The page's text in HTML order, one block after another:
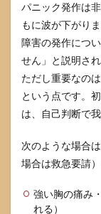
層
表）
4.3
失敗
した
日の
立て
直し
方
5
パニ
ック
の治
療選
パニック発作は
もに波が下がり
障害の発作につ
せん」と説明され
ただし重要なの
という点です。
は、自己判断で
次のような場合
場合は救急要請
強い胸の痛み
れる）